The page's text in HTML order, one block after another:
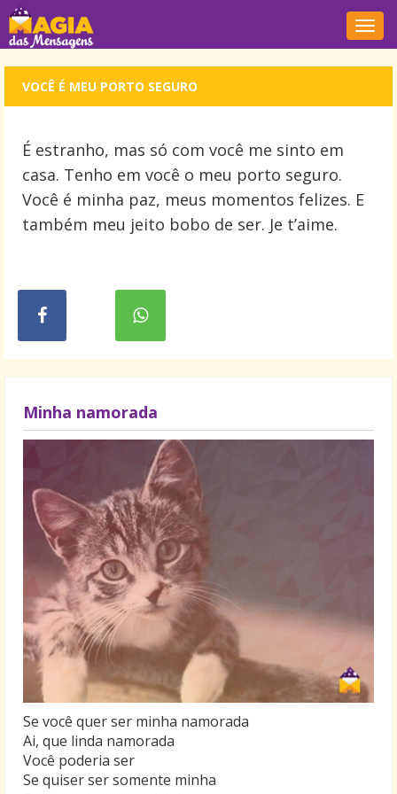
VOCÊ É MEU PORTO SEGURO
É estranho, mas só com você me sinto em
casa. Tenho em você o meu porto seguro.
Você é minha paz, meus momentos felizes. E
também meu jeito bobo de ser. Je t’aime.
Minha namorada
Se você quer ser minha namorada
Ai, que linda namorada
Você poderia ser
Se quiser ser somente minha